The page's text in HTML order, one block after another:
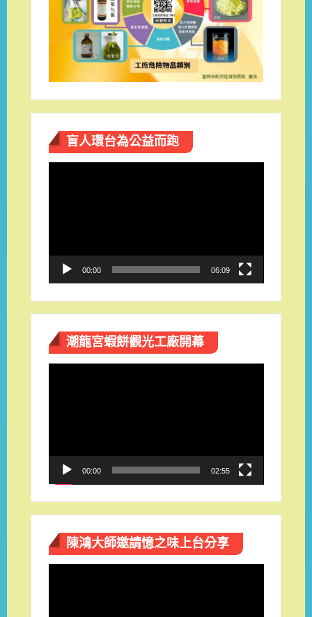
盲人環台​為公益而跑
00:00 06:09
潮龍宮蝦餅觀光工廠開幕
00:00 02:55
陳鴻大師邀請憶之味上台分享